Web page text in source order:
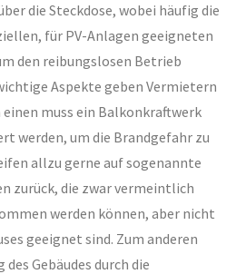
die Steckdose, wobei häufig die
für PV-Anlagen geeigneten
den reibungslosen Betrieb
Aspekte geben Vermietern
einen muss ein Balkonkraftwerk
werden, um die Brandgefahr zu
allzu gerne auf sogenannte
zurück, die zwar vermeintlich
werden können, aber nicht
geeignet sind. Zum anderen
Gebäudes durch die